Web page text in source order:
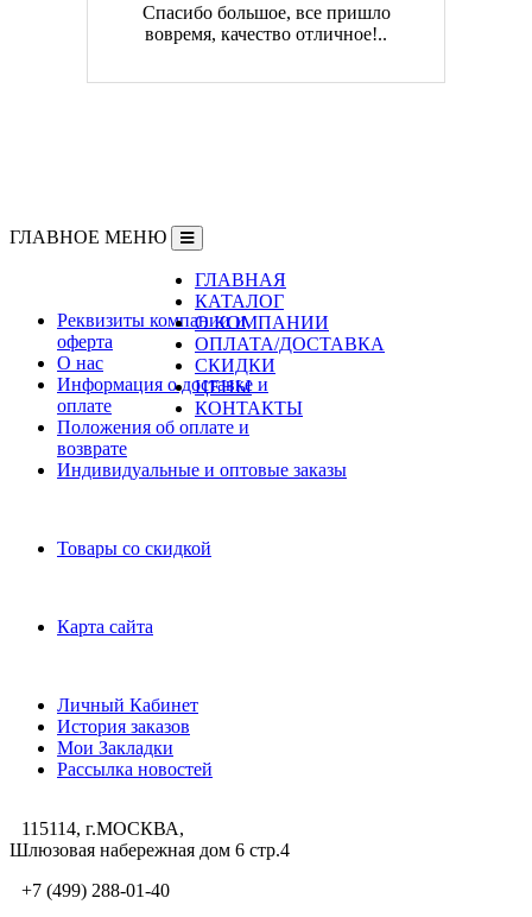
Спасибо большое, все пришло
вовремя, качество отличное!..
ГЛАВНОЕ МЕНЮ
ГЛАВНАЯ
КАТАЛОГ
О КОМПАНИИ
ОПЛАТА/ДОСТАВКА
СКИДКИ
ЦЕНЫ
КОНТАКТЫ
Реквизиты компании и
оферта
О нас
Информация о доставке и
оплате
Положения об оплате и
возврате
Индивидуальные и оптовые заказы
Товары со скидкой
Карта сайта
Личный Кабинет
История заказов
Мои Закладки
Рассылка новостей
115114, г.МОСКВА,
Шлюзовая набережная дом 6 стр.4
+7 (499) 288-01-40